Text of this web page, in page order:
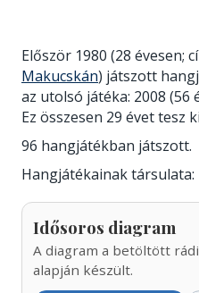
Először 1980 (28 évesen;
Makucskán) játszott
az utolsó játéka: 2008 (56
Ez összesen 29 évet tesz
96 hangjátékban játszott.
Hangjátékainak társulata:
Idősoros diagram
A diagram a betöltött
alapján készült.